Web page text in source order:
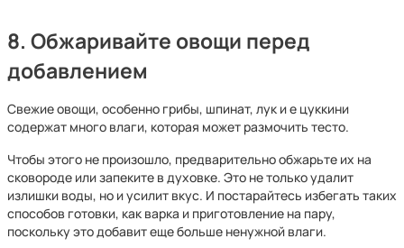
8. Обжаривайте овощи перед
добавлением
Свежие овощи, особенно грибы, шпинат, лук и е цуккини
содержат много влаги, которая может размочить тесто.
Чтобы этого не произошло, предварительно обжарьте их на
сковороде или запеките в духовке. Это не только удалит
излишки воды, но и усилит вкус. И постарайтесь избегать таких
способов готовки, как варка и приготовление на пару,
поскольку это добавит еще больше ненужной влаги.